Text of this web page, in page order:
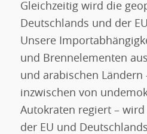
Gleichzeitig wird die
Deutschlands und der
Unsere
und Brennelementen
und arabischen Ländern
inzwischen von
Autokraten regiert –
der EU und